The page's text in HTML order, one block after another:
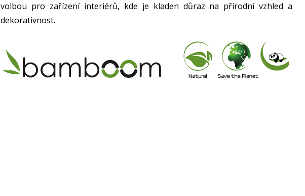
volbou pro zařízení interiérů, kde je kladen důraz na přírodní vzhled a
dekorativnost.